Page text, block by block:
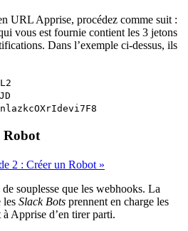
URL Apprise, procédez comme suit :
vous est fournie contient les 3 jetons
Dans l’exemple ci-dessus, ils
Robot
2 : Créer un Robot »
souplesse que les webhooks. La
les Slack Bots prennent en charge les
Apprise d’en tirer parti.